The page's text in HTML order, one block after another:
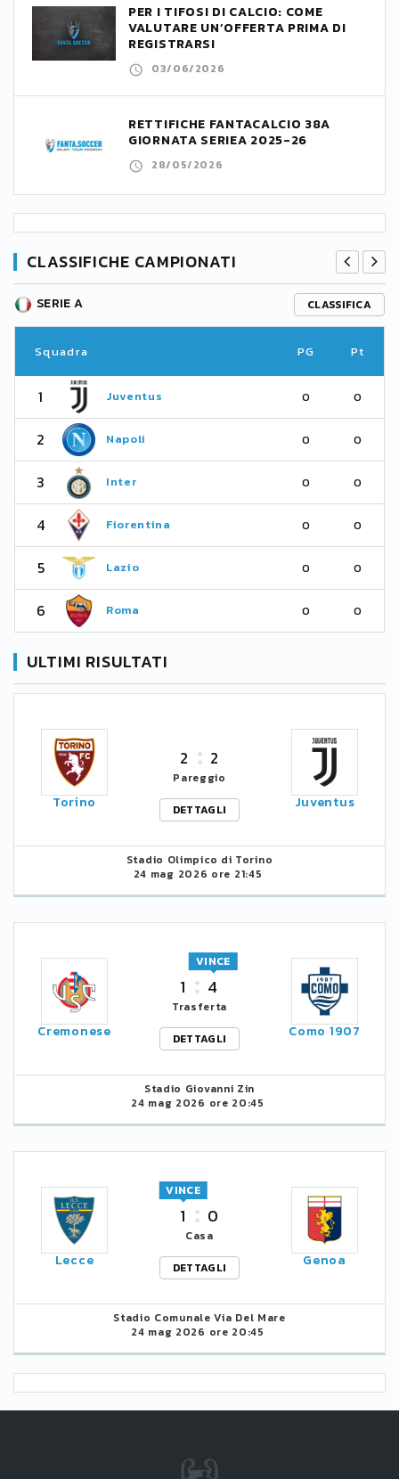
PER I TIFOSI DI CALCIO: COME
VALUTARE UN’OFFERTA PRIMA DI
REGISTRARSI
03/06/2026
RETTIFICHE FANTACALCIO 38A
GIORNATA SERIEA 2025-26
28/05/2026
CLASSIFICHE CAMPIONATI
SERIE A CLASSIFICA
Squadra PG Pt
1 Juventus 0 0
2 Napoli 0 0
3 Inter 0 0
4 Fiorentina 0 0
5 Lazio 0 0
6 Roma 0 0
ULTIMI RISULTATI
Torino
2 2
Pareggio
DETTAGLI
Juventus
Stadio Olimpico di Torino
24 mag 2026 ore 21:45
Cremonese
1 4
VINCE
Trasferta
DETTAGLI
Como 1907
Stadio Giovanni Zin
24 mag 2026 ore 20:45
Lecce
1
VINCE
0
Casa
DETTAGLI
Genoa
Stadio Comunale Via Del Mare
24 mag 2026 ore 20:45